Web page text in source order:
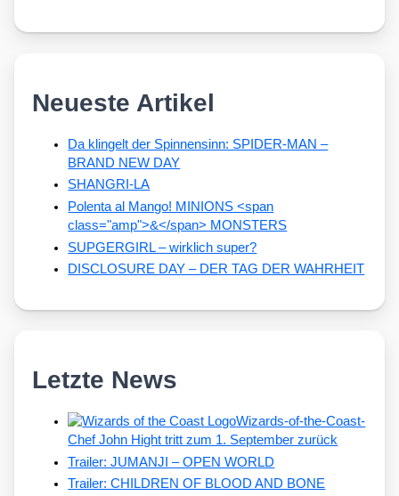
Neueste Artikel
Da klingelt der Spinnensinn: SPIDER-MAN –
BRAND NEW DAY
SHANGRI-LA
Polenta al Mango! MINIONS <span
class="amp">&</span> MONSTERS
SUPGERGIRL – wirklich super?
DISCLOSURE DAY – DER TAG DER WAHRHEIT
Letzte News
Wizards-of-the-Coast-
Chef John Hight tritt zum 1. September zurück
Trailer: JUMANJI – OPEN WORLD
Trailer: CHILDREN OF BLOOD AND BONE